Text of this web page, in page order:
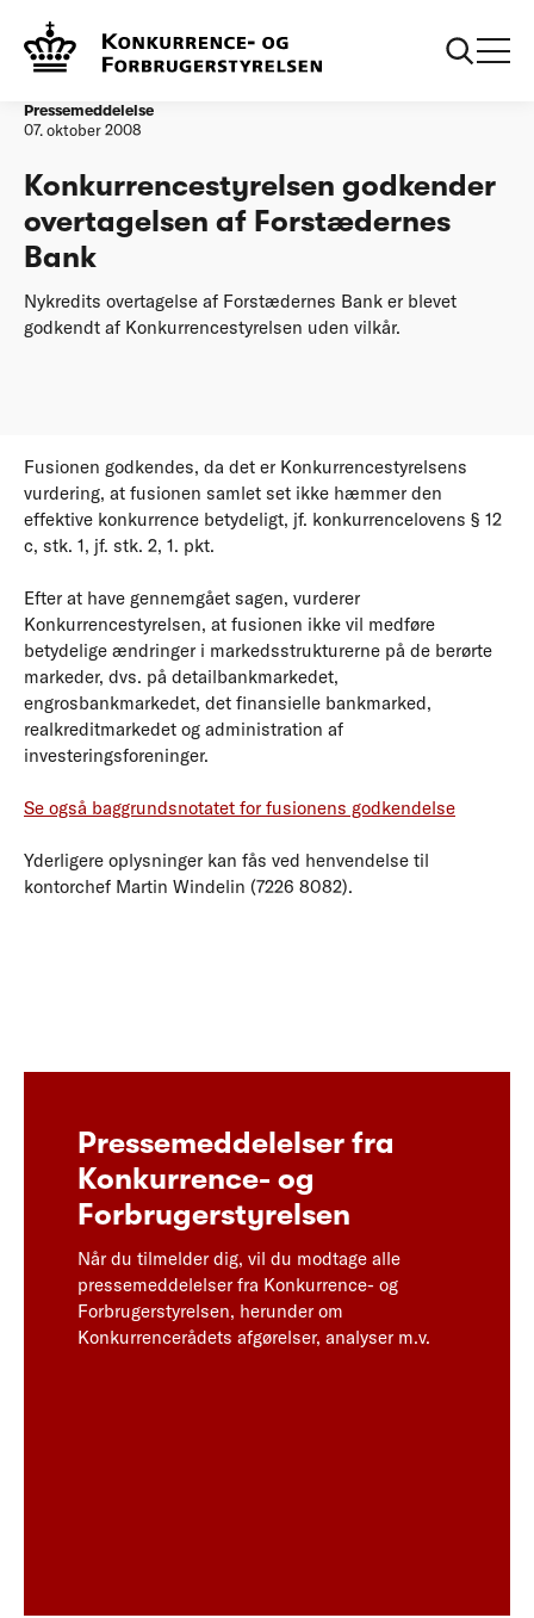
Forside
Forstædernes Bank
Pressemeddelelse
07. oktober 2008
Konkurrencestyrelsen godkender
overtagelsen af Forstædernes
Bank
Nykredits overtagelse af Forstædernes Bank er blevet
godkendt af Konkurrencestyrelsen uden vilkår.
Fusionen godkendes, da det er Konkurrencestyrelsens
vurdering, at fusionen samlet set ikke hæmmer den
effektive konkurrence betydeligt, jf. konkurrencelovens § 12
c, stk. 1, jf. stk. 2, 1. pkt.
Efter at have gennemgået sagen, vurderer
Konkurrencestyrelsen, at fusionen ikke vil medføre
betydelige ændringer i markedsstrukturerne på de berørte
markeder, dvs. på detailbankmarkedet,
engrosbankmarkedet, det finansielle bankmarked,
realkreditmarkedet og administration af
investeringsforeninger.
Se også baggrundsnotatet for fusionens godkendelse
Yderligere oplysninger kan fås ved henvendelse til
kontorchef Martin Windelin (7226 8082).
Pressemeddelelser fra
Konkurrence- og
Forbrugerstyrelsen
Når du tilmelder dig, vil du modtage alle
pressemeddelelser fra Konkurrence- og
Forbrugerstyrelsen, herunder om
Konkurrencerådets afgørelser, analyser m.v.